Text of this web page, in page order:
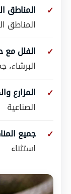
المناطق
المناطق
الفلل مع
البرشاء،
المزارع
الصناعية
جميع
استثناء